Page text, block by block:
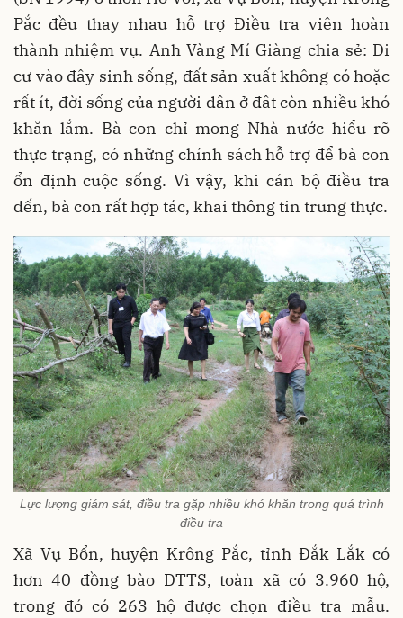
Pắc đều thay nhau hỗ trợ Điều tra viên hoàn
thành nhiệm vụ. Anh Vàng Mí Giàng chia sẻ: Di
cư vào đây sinh sống, đất sản xuất không có hoặc
rất ít, đời sống của người dân ở đât còn nhiều khó
khăn lắm. Bà con chỉ mong Nhà nước hiểu rõ
thực trạng, có những chính sách hỗ trợ để bà con
ổn định cuộc sống. Vì vậy, khi cán bộ điều tra
đến, bà con rất hợp tác, khai thông tin trung thực.
Lực lượng giám sát, điều tra gặp nhiều khó khăn trong quá trình
điều tra
Xã Vụ Bổn, huyện Krông Pắc, tỉnh Đắk Lắk có
hơn 40 đồng bào DTTS, toàn xã có 3.960 hộ,
trong đó có 263 hộ được chọn điều tra mẫu.